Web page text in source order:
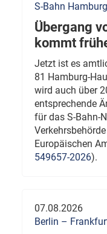
S-Bahn Hamburg
Übergang
kommt
Jetzt ist es
81 Hamburg-
wird auch über
entsprechende
für das S-Bahn-
Europäischen
549657-2026).
07.08.2026
Berlin –